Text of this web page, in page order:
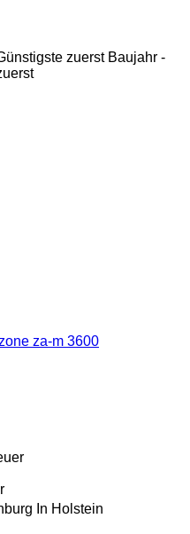
zuerst Baujahr -
za-m 3600
In Holstein